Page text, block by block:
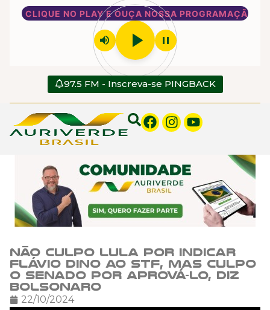
CLIQUE NO PLAY E OUÇA NOSSA PROGRAMAÇÃO
volume_up play_arrow pause
97.5 FM - Inscreva-se PINGBACK
Não culpo Lula por indicar
Flávio Dino ao STF, mas culpo
o Senado por aprová-lo, diz
Bolsonaro
22/10/2024